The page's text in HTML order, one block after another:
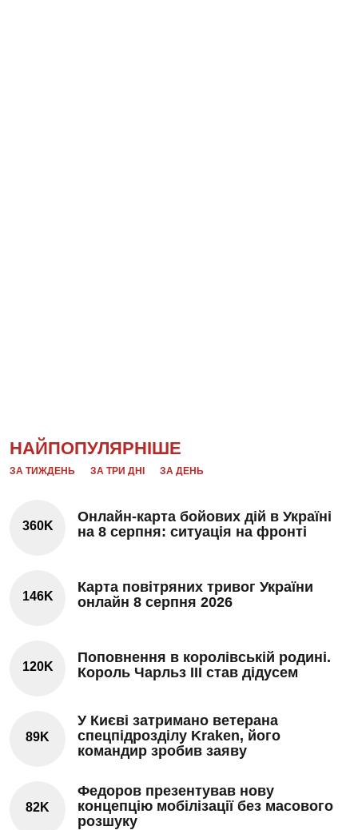
НАЙПОПУЛЯРНІШЕ
ЗА ТИЖДЕНЬ ЗА ТРИ ДНІ ЗА ДЕНЬ
360K
Онлайн-карта бойових дій в Україні
на 8 серпня: ситуація на фронті
146K
Карта повітряних тривог України
онлайн 8 серпня 2026
120K
Поповнення в королівській родині.
Король Чарльз III став дідусем
89K
У Києві затримано ветерана
спецпідрозділу Kraken, його
командир зробив заяву
82K
Федоров презентував нову
концепцію мобілізації без масового
розшуку